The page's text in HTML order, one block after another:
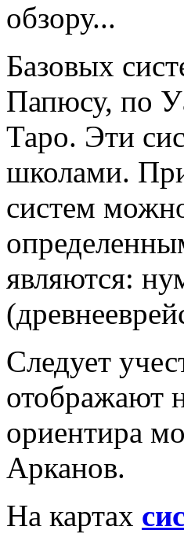
обзору...
Базовых
Папюсу, по
Таро. Эти
школами.
систем
являются:
Следует
отображают
ориентира
Арканов.
На картах